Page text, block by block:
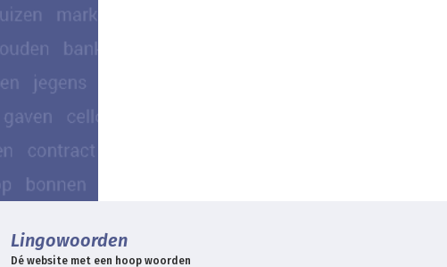
Lingowoorden
Dé website met een hoop woorden